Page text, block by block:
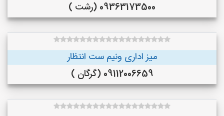
09363173500 (رشت )
میز اداری ونیم ست انتظار
09112006659 (گرگان )